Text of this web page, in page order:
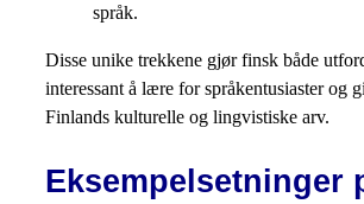
språk.
Disse unike trekkene gjør finsk både
interessant å lære for språkentusiaster og
Finlands kulturelle og lingvistiske arv.
Eksempelsetninger